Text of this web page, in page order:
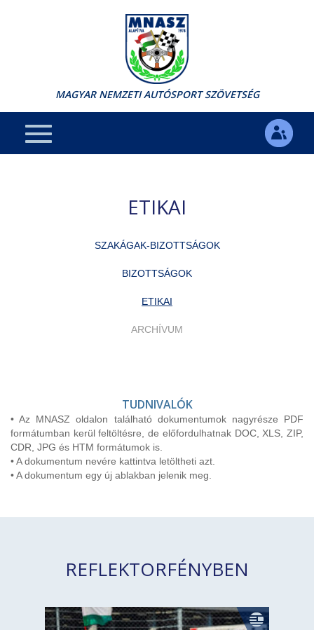
MAGYAR NEMZETI AUTÓSPORT SZÖVETSÉG
ETIKAI
SZAKÁGAK-BIZOTTSÁGOK
BIZOTTSÁGOK
ETIKAI
ARCHÍVUM
TUDNIVALÓK
• Az MNASZ oldalon található dokumentumok nagyrésze PDF
formátumban kerül feltöltésre, de előfordulhatnak DOC, XLS, ZIP,
CDR, JPG és HTM formátumok is.
• A dokumentum nevére kattintva letöltheti azt.
• A dokumentum egy új ablakban jelenik meg.
REFLEKTORFÉNYBEN